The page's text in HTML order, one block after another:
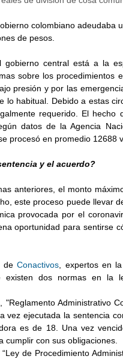
colombiano adeudaba
de pesos.
gobierno central está a la
sobre los procedimientos
presión y por las
lo habitual. Debido a estas
requerido. El
datos de la Agencia
procesó en promedio 12688
y el acuerdo?
anteriores, el monto
este proceso puede llevar
provocada por el
oportunidad para sentirse
deConactivos , expertos en
existen dos normas en la
"Reglamento Administrativo
vez ejecutada la sentencia
es de 18. Una vez
cumplir con sus obligaciones.
de Procedimiento